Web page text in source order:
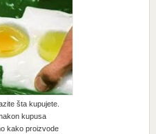
šta kupujete.
kupusa
kako proizvode